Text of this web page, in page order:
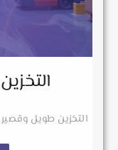
التخزين طويل وقصير